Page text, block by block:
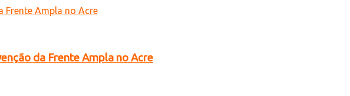
da Frente Ampla no Acre